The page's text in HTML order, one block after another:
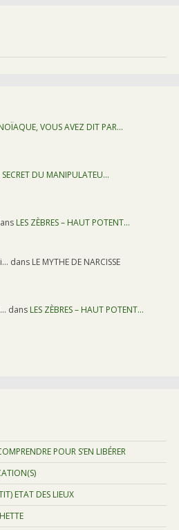
VOUS AVEZ DIT PAR…
SECRET DU MANIPULATEU…
LES ZÈBRES – HAUT POTENT…
dans LE MYTHE DE NARCISSE
dans LES ZÈBRES – HAUT POTENT…
POUR S’EN LIBÉRER
ETAT DES LIEUX